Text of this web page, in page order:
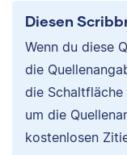
Diesen
Wenn du diese
die
die Schaltfläche
um die
kostenlosen